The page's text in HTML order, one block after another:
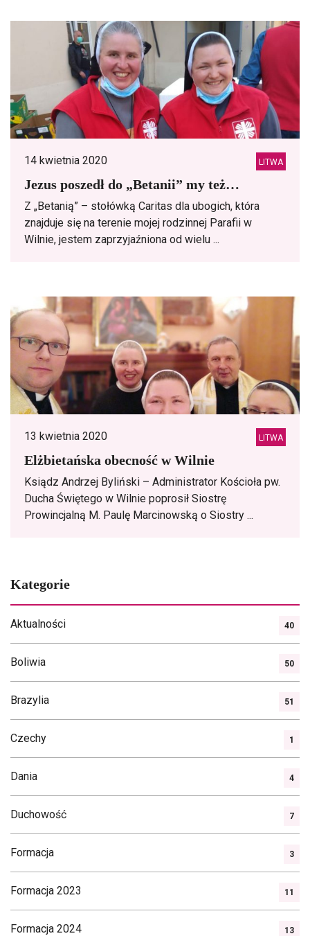
14 kwietnia 2020 LITWA
Jezus poszedł do „Betanii” my też…
Z „Betanią” – stołówką Caritas dla ubogich, która
znajduje się na terenie mojej rodzinnej Parafii w
Wilnie, jestem zaprzyjaźniona od wielu ...
13 kwietnia 2020 LITWA
Elżbietańska obecność w Wilnie
Ksiądz Andrzej Byliński – Administrator Kościoła pw.
Ducha Świętego w Wilnie poprosił Siostrę
Prowincjalną M. Paulę Marcinowską o Siostry ...
Kategorie
Aktualności 40
Boliwia 50
Brazylia 51
Czechy 1
Dania 4
Duchowość 7
Formacja 3
Formacja 2023 11
Formacja 2024 13